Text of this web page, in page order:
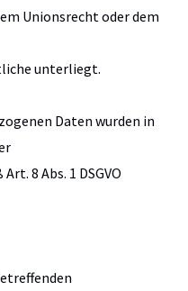
Unionsrecht oder dem
unterliegt.
Daten wurden in
8 Abs. 1 DSGVO